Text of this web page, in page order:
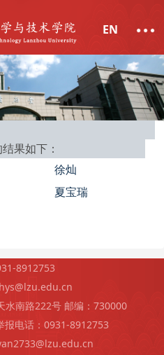
EN
果如下：
徐灿
夏宝瑞
8912753
水南路222号 邮编：730000
报电话：0931-8912753